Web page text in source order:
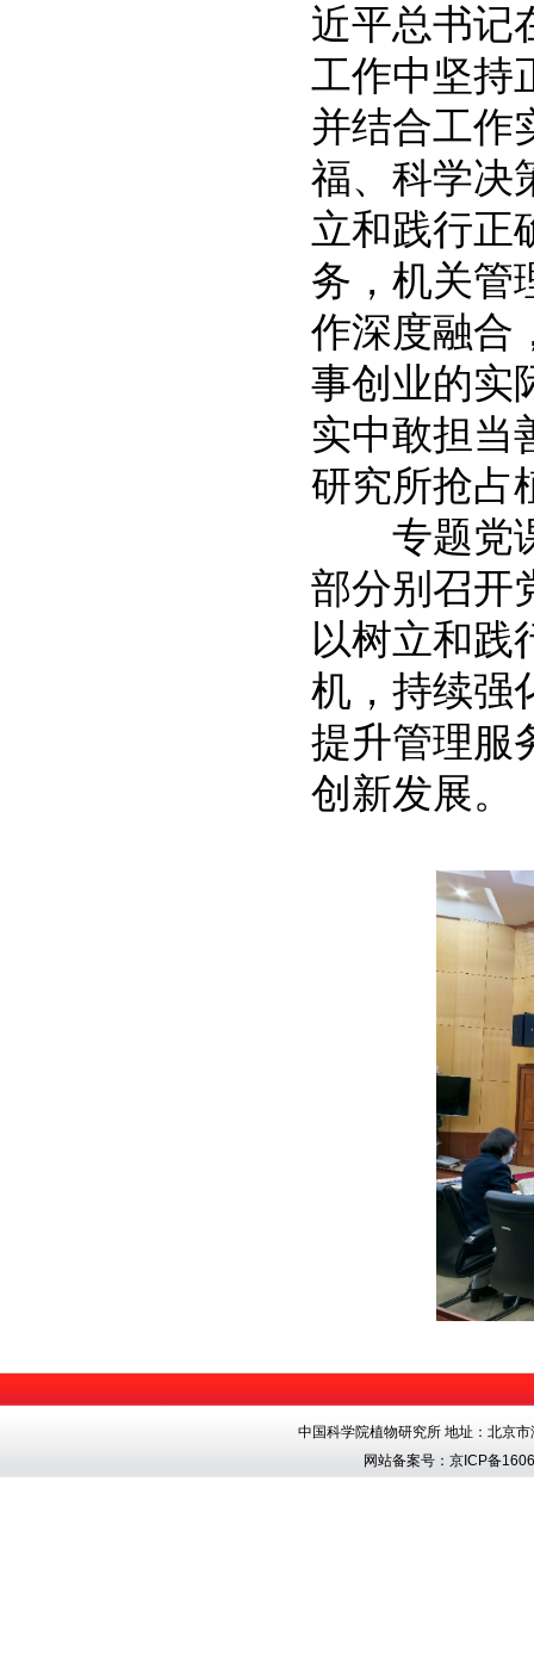
近平总书记
工作中坚持
并结合工作
福、科学决
立和践行正
务，机关管
作深度融合
事创业的实
实中敢担当
研究所抢占
专题党课
部分别召开
以树立和践
机，持续强
提升管理服
创新发展。
中国科学院植物研究所 地址：北京
网站备案号：京ICP备